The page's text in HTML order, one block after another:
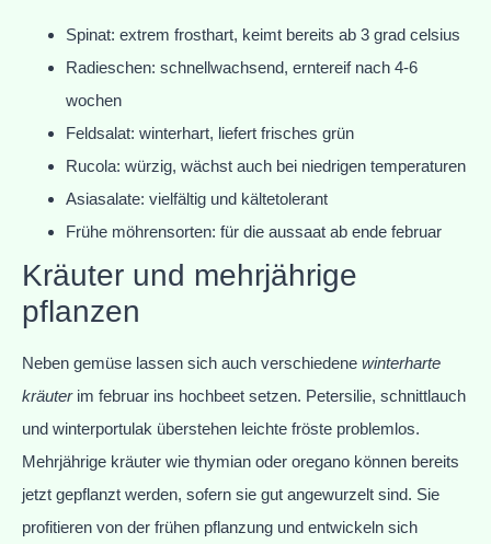
Spinat: extrem frosthart, keimt bereits ab 3 grad celsius
Radieschen: schnellwachsend, erntereif nach 4-6
wochen
Feldsalat: winterhart, liefert frisches grün
Rucola: würzig, wächst auch bei niedrigen temperaturen
Asiasalate: vielfältig und kältetolerant
Frühe möhrensorten: für die aussaat ab ende februar
Kräuter und mehrjährige
pflanzen
Neben gemüse lassen sich auch verschiedene winterharte
kräuterim februar ins hochbeet setzen. Petersilie, schnittlauch
und winterportulak überstehen leichte fröste problemlos.
Mehrjährige kräuter wie thymian oder oregano können bereits
jetzt gepflanzt werden, sofern sie gut angewurzelt sind. Sie
profitieren von der frühen pflanzung und entwickeln sich